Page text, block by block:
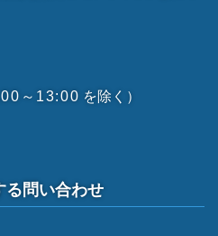
～13:00 を除く）
る問い合わせ